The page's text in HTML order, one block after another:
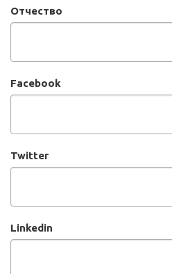
Отчество
Facebook
Twitter
Linkedin